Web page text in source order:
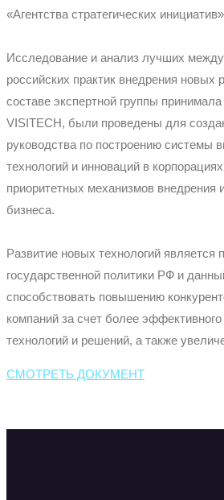
«Агентства стратегических
Исследование и анализ лучших
российских практик внедрения новых
составе экспертной группы
VISITECH, были проведены для
руководства по построению системы
технологий и инноваций в
приоритетных механизмов внедрения
бизнеса.
Развитие новых технологий является
государственной политики РФ и
способствовать повышению
компаний за счет более
технологий и решений, а также
СМОТРЕТЬ ДОКУМЕНТ